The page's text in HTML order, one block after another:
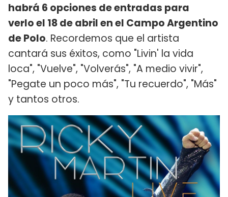
habrá 6 opciones de entradas para
verlo el 18 de abril en el Campo Argentino
de Polo. Recordemos que el artista
cantará sus éxitos, como "Livin' la vida
loca", "Vuelve", "Volverás", "A medio vivir",
"Pegate un poco más", "Tu recuerdo", "Más"
y tantos otros.